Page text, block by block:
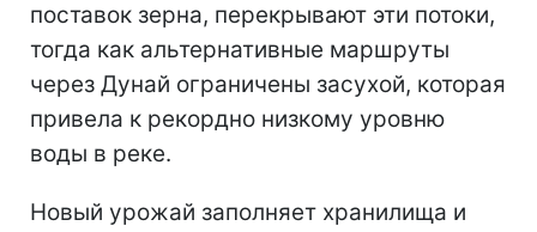
поставок зерна, перекрывают эти потоки,
тогда как альтернативные маршруты
через Дунай ограничены засухой, которая
привела к рекордно низкому уровню
воды в реке.
Новый урожай заполняет хранилища и